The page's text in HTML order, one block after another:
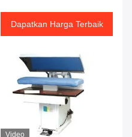
Dapatkan Harga Terbaik
Video